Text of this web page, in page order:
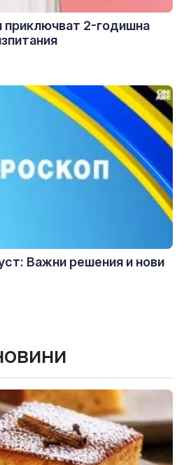
приключват 2-годишна
Важни решения и нови